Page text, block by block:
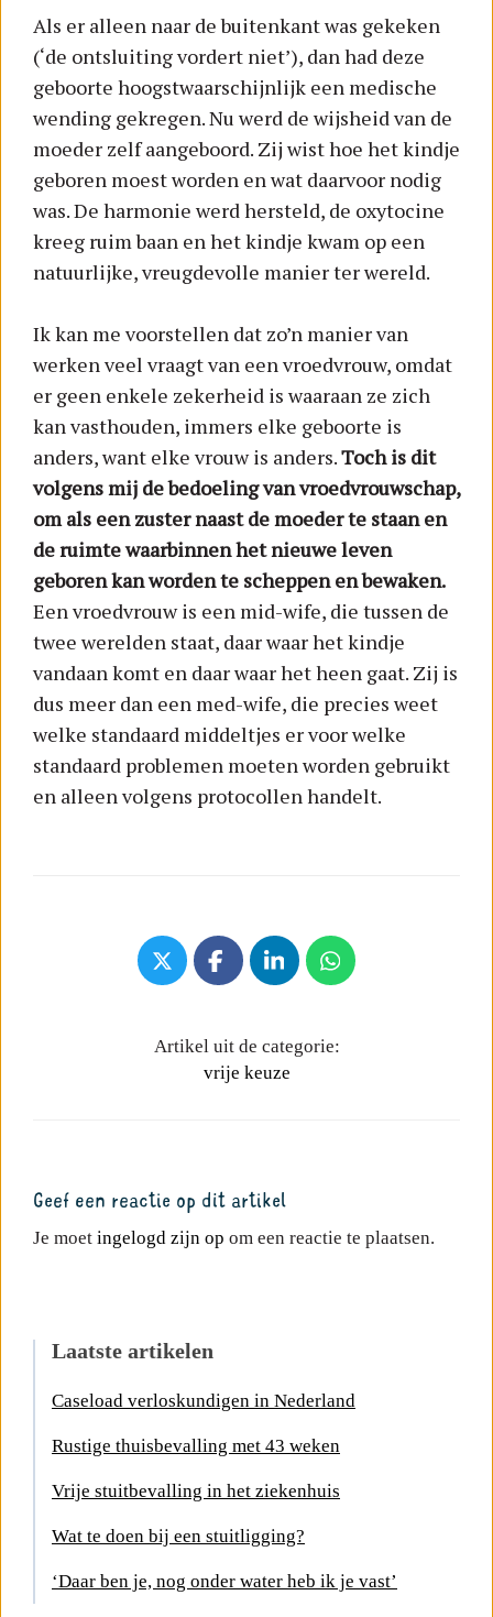
Als er alleen naar de buitenkant was gekeken
(‘de ontsluiting vordert niet’), dan had deze
geboorte hoogstwaarschijnlijk een medische
wending gekregen. Nu werd de wijsheid van de
moeder zelf aangeboord. Zij wist hoe het kindje
geboren moest worden en wat daarvoor nodig
was. De harmonie werd hersteld, de oxytocine
kreeg ruim baan en het kindje kwam op een
natuurlijke, vreugdevolle manier ter wereld.
Ik kan me voorstellen dat zo’n manier van
werken veel vraagt van een vroedvrouw, omdat
er geen enkele zekerheid is waaraan ze zich
kan vasthouden, immers elke geboorte is
anders, want elke vrouw is anders.Toch is dit
volgens mij de bedoeling van vroedvrouwschap,
om als een zuster naast de moeder te staan en
de ruimte waarbinnen het nieuwe leven
geboren kan worden te scheppen en bewaken.
Een vroedvrouw is een mid-wife, die tussen de
twee werelden staat, daar waar het kindje
vandaan komt en daar waar het heen gaat. Zij is
dus meer dan een med-wife, die precies weet
welke standaard middeltjes er voor welke
standaard problemen moeten worden gebruikt
en alleen volgens protocollen handelt.
Artikel uit de categorie:
vrije keuze
Geef een reactie op dit artikel
Je moet ingelogd zijn op om een reactie te plaatsen.
Laatste artikelen
Caseload verloskundigen in Nederland
Rustige thuisbevalling met 43 weken
Vrije stuitbevalling in het ziekenhuis
Wat te doen bij een stuitligging?
‘Daar ben je, nog onder water heb ik je vast’